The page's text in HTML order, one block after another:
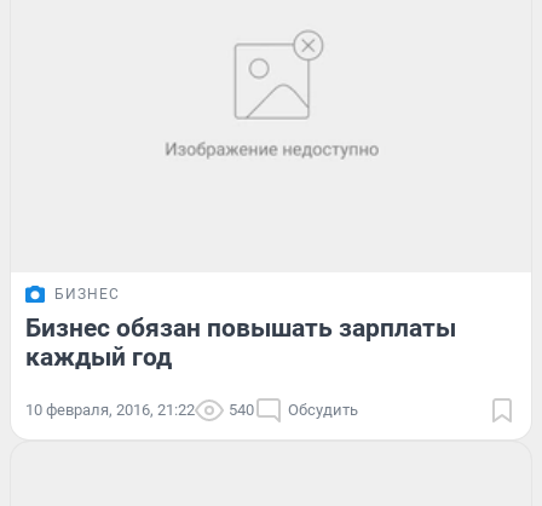
БИЗНЕС
Бизнес обязан повышать зарплаты
каждый год
10 февраля, 2016, 21:22 540 Обсудить